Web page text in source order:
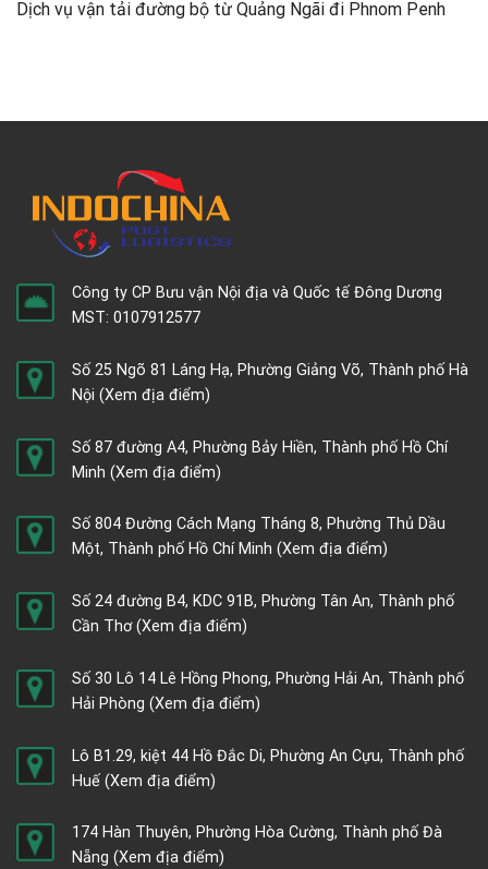
Dịch vụ vận tải đường bộ từ Quảng Ngãi đi Phnom Penh
Công ty CP Bưu vận Nội địa và Quốc tế Đông Dương
MST: 0107912577
Số 25 Ngõ 81 Láng Hạ, Phường Giảng Võ, Thành phố Hà
Nội (Xem địa điểm)
Số 87 đường A4, Phường Bảy Hiền, Thành phố Hồ Chí
Minh (Xem địa điểm)
Số 804 Đường Cách Mạng Tháng 8, Phường Thủ Dầu
Một, Thành phố Hồ Chí Minh (Xem địa điểm)
Số 24 đường B4, KDC 91B, Phường Tân An, Thành phố
Cần Thơ(Xem địa điểm)
Số 30 Lô 14 Lê Hồng Phong, Phường Hải An, Thành phố
Hải Phòng (Xem địa điểm)
Lô B1.29, kiệt 44 Hồ Đắc Di, Phường An Cựu, Thành phố
Huế (Xem địa điểm)
174 Hàn Thuyên, Phường Hòa Cường, Thành phố Đà
Nẵng (Xem địa điểm)